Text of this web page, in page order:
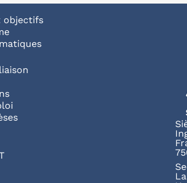
principale
objectifs